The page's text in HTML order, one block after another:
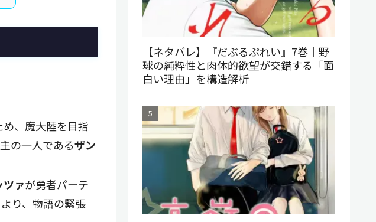
、魔大陸を目指
の一人であるザン
ァが勇者パーテ
り、物語の緊張
【ネタバレ】『だぶるぷれい』7巻｜野
球の純粋性と肉体的欲望が交錯する「面
白い理由」を構造解析